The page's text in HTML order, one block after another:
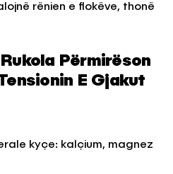
rënien e flokëve, thonë
Përmirëson
E Gjakut
kyçe: kalçium, magnez